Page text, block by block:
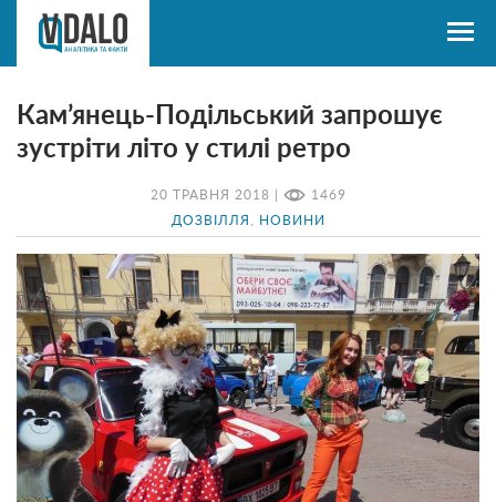
20 ТРАВНЯ 2018 | 1469
ДОЗВІЛЛЯ НОВИНИ
Кам’янець-Подільський запрошує
зустріти літо у стилі ретро